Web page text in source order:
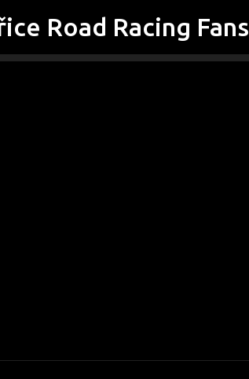
Přeskočit na hlavní obsah
Road Racing Fans